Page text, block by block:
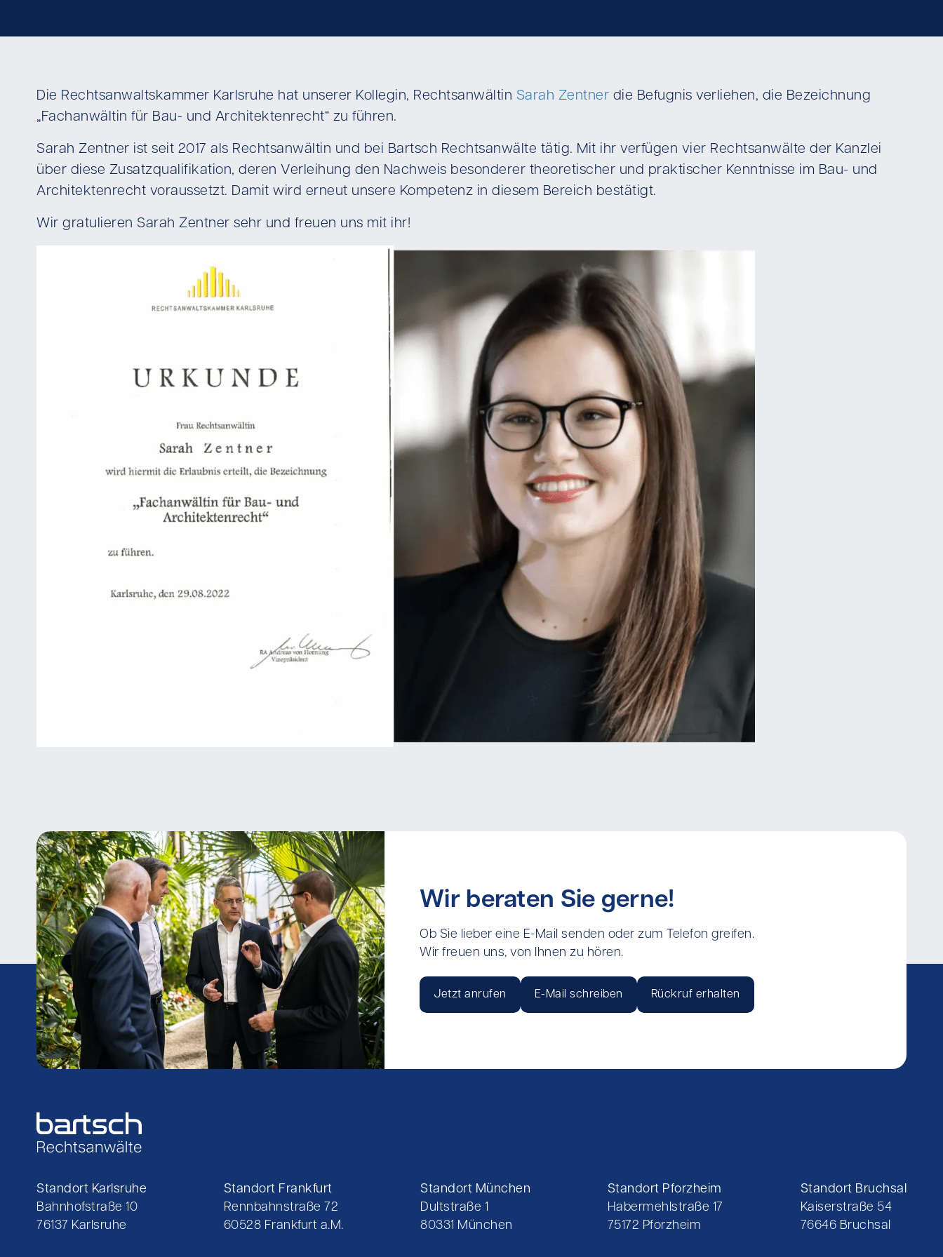
Die Rechtsanwaltskammer Karlsruhe hat unserer Kollegin, Rechtsanwältin Sarah Zentner die Befugnis verliehen, die Bezeichnung
„Fachanwältin für Bau- und Architektenrecht“ zu führen.
Sarah Zentner ist seit 2017 als Rechtsanwältin und bei Bartsch Rechtsanwälte tätig. Mit ihr verfügen vier Rechtsanwälte der Kanzlei
über diese Zusatzqualifikation, deren Verleihung den Nachweis besonderer theoretischer und praktischer Kenntnisse im Bau- und
Architektenrecht voraussetzt. Damit wird erneut unsere Kompetenz in diesem Bereich bestätigt.
Wir gratulieren Sarah Zentner sehr und freuen uns mit ihr!
Wir beraten Sie gerne!
Ob Sie lieber eine E-Mail senden oder zum Telefon greifen.
Wir freuen uns, von Ihnen zu hören.
Jetzt anrufen E-Mail schreiben Rückruf erhalten
Standort Karlsruhe
Bahnhofstraße 10
76137 Karlsruhe
Standort Frankfurt
Rennbahnstraße 72
60528 Frankfurt a.M.
Standort München
Dultstraße 1
80331 München
Standort Pforzheim
Habermehlstraße 17
75172 Pforzheim
Standort Bruchsal
Kaiserstraße 54
76646 Bruchsal